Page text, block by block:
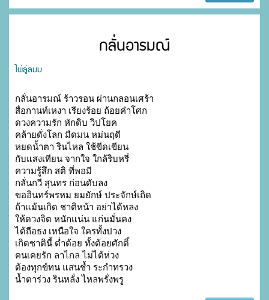
กลั่นอารมณ์
ไผ่ลู่ลมม
กลั่นอารมณ์ ร้าวรอน ผ่านกลอนเศร้า
สื่อกานท์เหงา เรียงร้อย ถ้อยคำโศก
ดวงความรัก หักดิบ วิปโยค
คล้ายดั่งโลก มืดมน หม่นฤดี
หยดน้ำตา รินไหล ใช้ขีดเขียน
กับแสงเทียน จากใจ ใกล้ริบหรี่
ความรู้สึก สติ ที่พอมี
กลั่นกวี สุนทร ก่อนดับลง
ขออินทร์พรหม ยมยักษ์ ประจักษ์เถิด
ถ้าแม้นเกิด ชาติหน้า อย่าได้หลง
ให้ดวงจิต หนักแน่น แก่นมั่นคง
ได้ถือธง เหนือใจ ใครทั้งปวง
เกิดชาตินี้ ต่ำต้อย ทั้งด้อยศักดิ์
คนเคยรัก ลาไกล ไม่ได้ห่วง
ต้องทุกข์ทน แสนช้ำ ระกำทรวง
น้ำตาร่วง รินหลั่ง ไหลพรั่งพรู